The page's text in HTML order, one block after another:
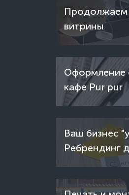
Продолжаем
витрины
Оформление
кафе Pur pur
Ваш бизнес
Ребрендинг
Клиника.